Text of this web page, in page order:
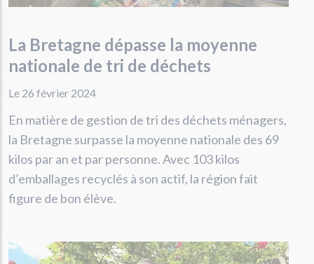
La Bretagne dépasse la moyenne
nationale de tri de déchets
Le 26 février 2024
En matière de gestion de tri des déchets ménagers,
la Bretagne surpasse la moyenne nationale des 69
kilos par an et par personne. Avec 103 kilos
d’emballages recyclés à son actif, la région fait
figure de bon élève.